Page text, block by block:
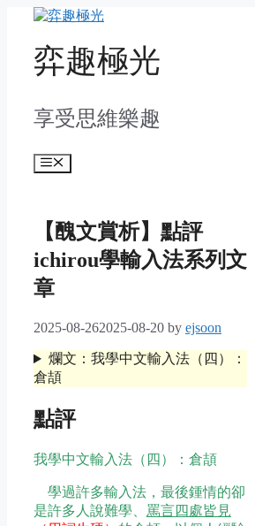
content弈趣極光
享受思維樂趣
Menu
【醜文賞析】點評
ichirou學輸入法系列文
章
2025-08-262025-08-20 by ejsoon
爛文：我學中文輸入法（四）：
倉頡
點評
我學中文輸入法（四）：倉頡
學過許多輸入法，最後鍾情的卻
是許多人說難學、 罵言四處皆見